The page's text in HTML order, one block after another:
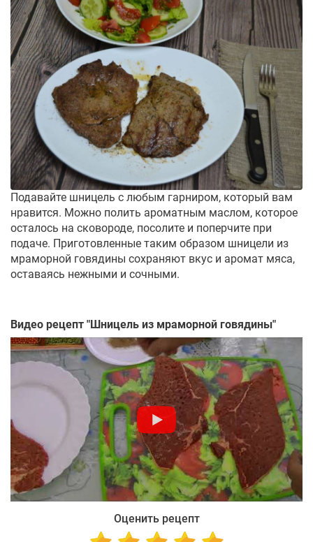
Подавайте шницель с любым гарниром, который вам
нравится. Можно полить ароматным маслом, которое
осталось на сковороде, посолите и поперчите при
подаче. Приготовленные таким образом шницели из
мраморной говядины сохраняют вкус и аромат мяса,
оставаясь нежными и сочными.
Видео рецепт "Шницель из мраморной говядины"
Оценить рецепт